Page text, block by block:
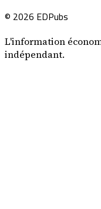
© 2026 EDPubs
L'information
indépendant.